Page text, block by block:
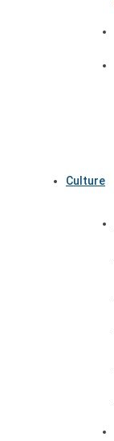
Culture